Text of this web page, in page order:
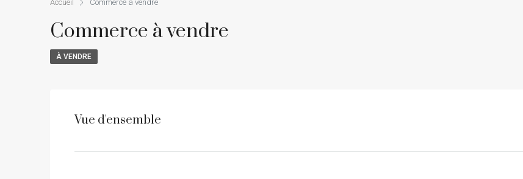
Accueil Commerce à vendre
Commerce à vendre
À VENDRE
Vue d'ensemble